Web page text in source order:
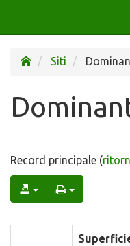
Siti
Record principale (